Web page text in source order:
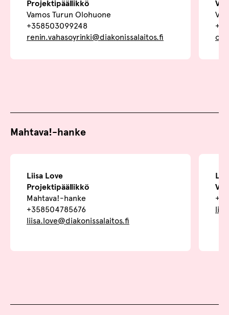
Projektipäällikkö
Vamos Turun Olohuone
+358503099248
renin.vahasoyrinki@diakonissalaitos.fi
Mahtava!-hanke
Liisa Love
Projektipäällikkö
Mahtava!-hanke
+358504785676
liisa.love@diakonissalaitos.fi